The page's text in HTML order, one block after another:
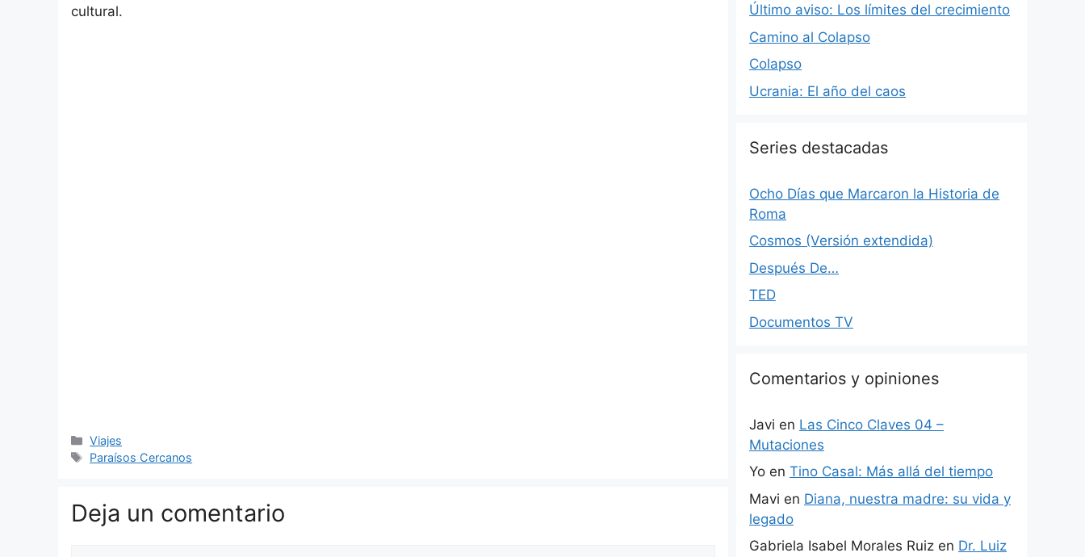
cultural.
Categorías
Viajes
Etiquetas
Paraísos Cercanos
Deja un comentario
Último aviso: Los límites del crecimiento
Camino al Colapso
Colapso
Ucrania: El año del caos
Series destacadas
Ocho Días que Marcaron la Historia de
Roma
Cosmos (Versión extendida)
Después De…
TED
Documentos TV
Comentarios y opiniones
Javi en Las Cinco Claves 04 –
Mutaciones
Yo en Tino Casal: Más allá del tiempo
Mavi en Diana, nuestra madre: su vida y
legado
Gabriela Isabel Morales Ruiz en Dr. Luiz